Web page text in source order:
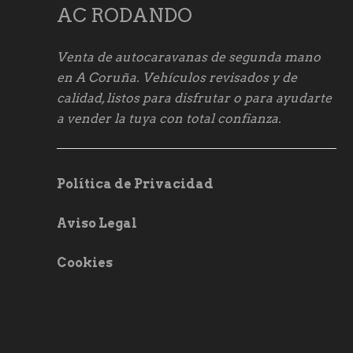
AC RODANDO
Venta de autocaravanas de segunda mano
en A Coruña. Vehículos revisados y de
calidad, listos para disfrutar o para ayudarte
a vender la tuya con total confianza.
Política de Privacidad
Aviso Legal
Cookies